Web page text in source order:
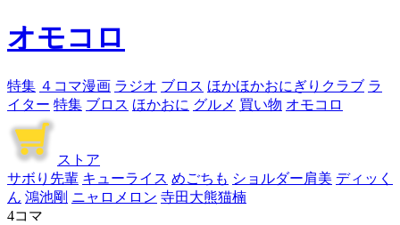
オモコロ
特集 ４コマ漫画 ラジオ ブロス ほかほかおにぎりクラブ ラ
イター 特集 ブロス ほかおに グルメ 買い物 オモコロ
ストア
サボり先輩 キューライス めごちも ショルダー肩美 ディッく
ん 鴻池剛 ニャロメロン 寺田大熊猫楠
4コマ